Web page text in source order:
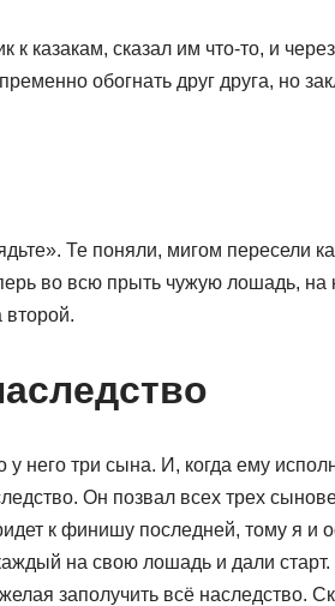
к казакам, сказал им что-то, и
обогнать друг друга, но
Те поняли, мигом пересели
во всю прыть чужую лошадь, на
него три сына. И, когда ему
Он позвал всех трех
к финишу последней, тому я и
на свою лошадь и дали старт.
заполучить всё наследство.